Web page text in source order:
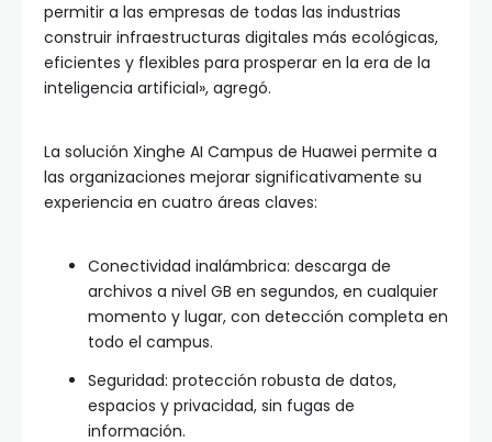
permitir a las empresas de todas las industrias
construir infraestructuras digitales más ecológicas,
eficientes y flexibles para prosperar en la era de la
inteligencia artificial», agregó.
La solución Xinghe AI Campus de Huawei permite a
las organizaciones mejorar significativamente su
experiencia en cuatro áreas claves:
Conectividad inalámbrica: descarga de
archivos a nivel GB en segundos, en cualquier
momento y lugar, con detección completa en
todo el campus.
Seguridad: protección robusta de datos,
espacios y privacidad, sin fugas de
información.